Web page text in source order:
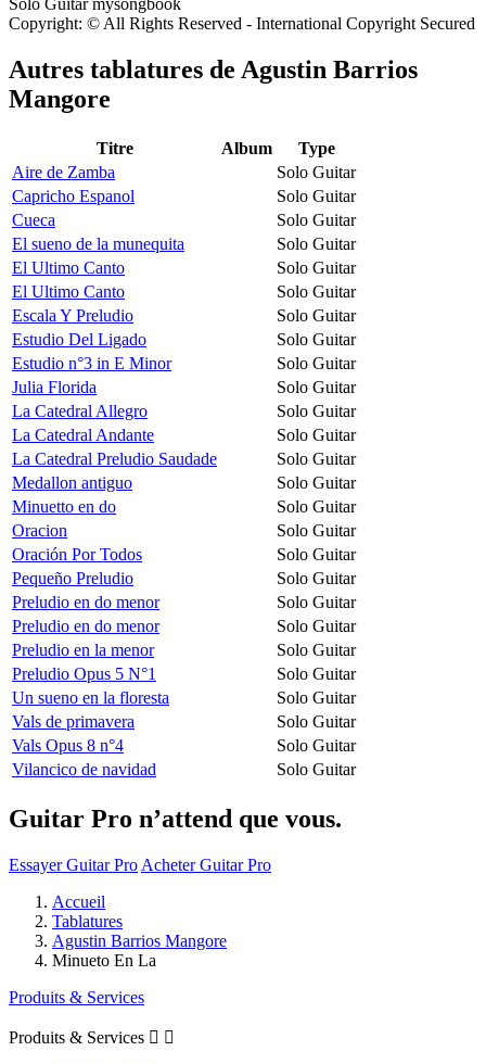
Copyright: © All Rights Reserved - International Copyright Secured
Autres tablatures de Agustin Barrios
Mangore
Titre Album
Type
Aire de Zamba
Solo Guitar
Capricho Espanol
Solo Guitar
Cueca
Solo Guitar
El sueno de la munequita
Solo Guitar
El Ultimo Canto
Solo Guitar
El Ultimo Canto
Solo Guitar
Escala Y Preludio
Solo Guitar
Estudio Del Ligado
Solo Guitar
Estudio n°3 in E Minor
Solo Guitar
Julia Florida
Solo Guitar
La Catedral Allegro
Solo Guitar
La Catedral Andante
Solo Guitar
La Catedral Preludio Saudade
Solo Guitar
Medallon antiguo
Solo Guitar
Minuetto en do
Solo Guitar
Oracion
Solo Guitar
Oración Por Todos
Solo Guitar
Pequeño Preludio
Solo Guitar
Preludio en do menor
Solo Guitar
Preludio en do menor
Solo Guitar
Preludio en la menor
Solo Guitar
Preludio Opus 5 N°1
Solo Guitar
Un sueno en la floresta
Solo Guitar
Vals de primavera
Solo Guitar
Vals Opus 8 n°4
Solo Guitar
Vilancico de navidad
Solo Guitar
Guitar Pro n’attend que vous.
Essayer Guitar Pro Acheter Guitar Pro
Accueil
Tablatures
Agustin Barrios Mangore
Minueto En La
Produits & Services
Produits & Services  